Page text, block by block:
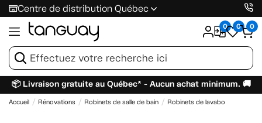
Centre de distribution Québec
0 0 0
📦 Livraison gratuite au Québec* - Aucun achat minimum. 🚚
Accueil Rénovations Robinets de salle de bain Robinets de lavabo